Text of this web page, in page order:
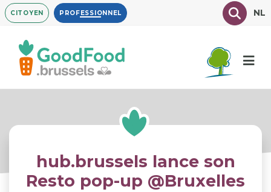
Aller
au
contenu
principal
CITOYEN PROFESSIONNEL TexteNL
hub.brussels lance son
Resto pop-up @Bruxelles